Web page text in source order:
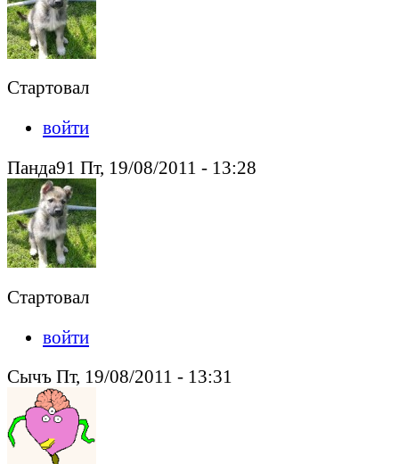
Стартовал
войти
Панда91 Пт, 19/08/2011 - 13:28
Стартовал
войти
Сычъ Пт, 19/08/2011 - 13:31